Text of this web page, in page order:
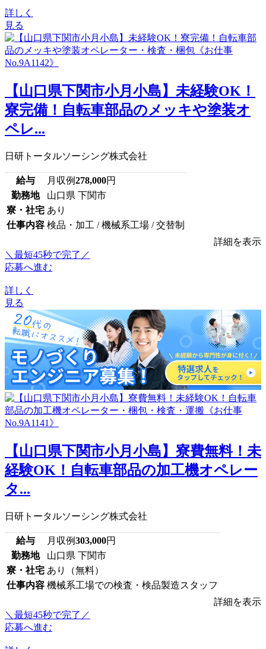
詳しく
見る
【山口県下関市小月小島】未経験OK！
寮完備！自転車部品のメッキや塗装オ
ペレ...
日研トータルソーシング株式会社
給与 月収例278,000円
勤務地
山口県 下関市
寮・社宅 あり
仕事内容 検品・加工 / 機械系工場 / 交替制
詳細を表示
＼最短45秒で完了／
応募へ進む
詳しく
見る
【山口県下関市小月小島】寮費無料！未
経験OK！自転車部品の加工機オペレー
タ...
日研トータルソーシング株式会社
給与 月収例303,000円
勤務地
山口県 下関市
寮・社宅 あり（無料）
仕事内容 機械系工場での検査・検品製造スタッフ
詳細を表示
＼最短45秒で完了／
応募へ進む